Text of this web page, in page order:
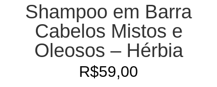
Shampoo em Barra
Cabelos Mistos e
Oleosos – Hérbia
R$59,00